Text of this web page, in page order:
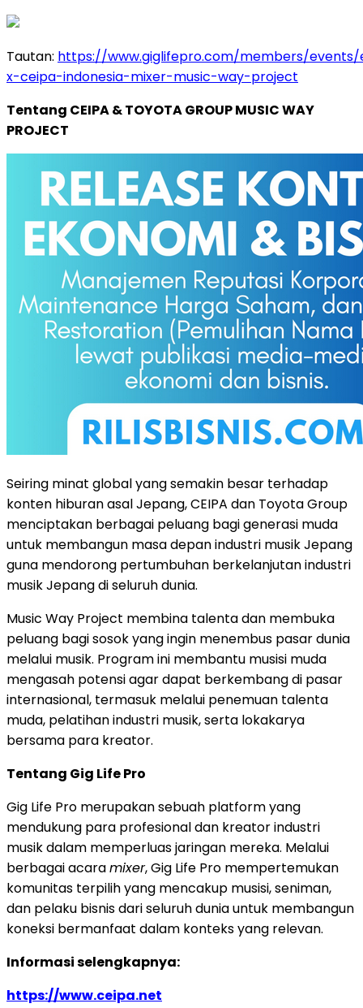
Tautan: https://www.giglifepro.com/members/
x-ceipa-indonesia-mixer-music-way-project
Tentang CEIPA & TOYOTA GROUP MUSIC WAY
PROJECT
Seiring minat global yang semakin besar terhadap
konten hiburan asal Jepang, CEIPA dan Toyota Group
menciptakan berbagai peluang bagi generasi muda
untuk membangun masa depan industri musik Jepang
guna mendorong pertumbuhan berkelanjutan industri
musik Jepang di seluruh dunia.
Music Way Project membina talenta dan membuka
peluang bagi sosok yang ingin menembus pasar dunia
melalui musik. Program ini membantu musisi muda
mengasah potensi agar dapat berkembang di pasar
internasional, termasuk melalui penemuan talenta
muda, pelatihan industri musik, serta lokakarya
bersama para kreator.
Tentang Gig Life Pro
Gig Life Pro merupakan sebuah platform yang
mendukung para profesional dan kreator industri
musik dalam memperluas jaringan mereka. Melalui
berbagai acaramixer, Gig Life Pro mempertemukan
komunitas terpilih yang mencakup musisi, seniman,
dan pelaku bisnis dari seluruh dunia untuk membangun
koneksi bermanfaat dalam konteks yang relevan.
Informasi selengkapnya:
https://www.ceipa.net